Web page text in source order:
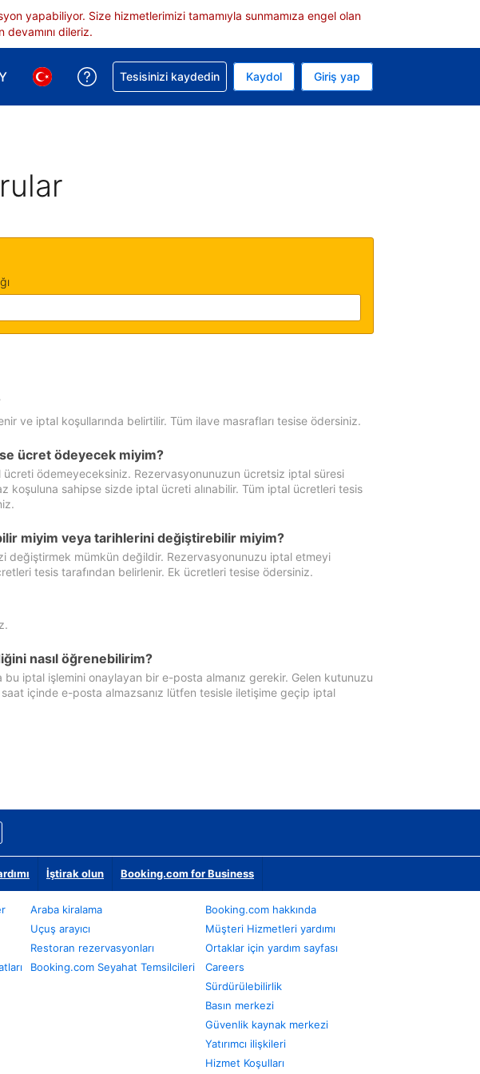
yapabiliyor. Size hizmetlerimizi tamamıyla sunmamıza engel olan
devamını dileriz.
birimi seçimi yap. Mevcut para biriminiz Türk lirası
Dil seçimi yap. Mevcut diliniz Türkçe
Rezervasyonunuzla ilgili yardım alın
Tesisinizi kaydedin Kaydol Giriş yap
ve iptal koşullarında belirtilir. Tüm ilave masrafları tesise ödersiniz.
ücret ödeyecek miyim?
ödemeyeceksiniz. Rezervasyonunuzun ücretsiz iptal süresi
koşuluna sahipse sizde iptal ücreti alınabilir. Tüm iptal ücretleri tesis
miyim veya tarihlerini değiştirebilir miyim?
değiştirmek mümkün değildir. Rezervasyonunuzu iptal etmeyi
tesis tarafından belirlenir. Ek ücretleri tesise ödersiniz.
nasıl öğrenebilirim?
iptal işlemini onaylayan bir e-posta almanız gerekir. Gelen kutunuzu
içinde e-posta almazsanız lütfen tesisle iletişime geçip iptal
İştirak olun Booking.com for Business
Araba kiralama
Uçuş arayıcı
Restoran rezervasyonları
Booking.com Seyahat Temsilcileri
Booking.com hakkında
Müşteri Hizmetleri yardımı
Ortaklar için yardım sayfası
Careers
Sürdürülebilirlik
Basın merkezi
Güvenlik kaynak merkezi
Yatırımcı ilişkileri
Hizmet Koşulları